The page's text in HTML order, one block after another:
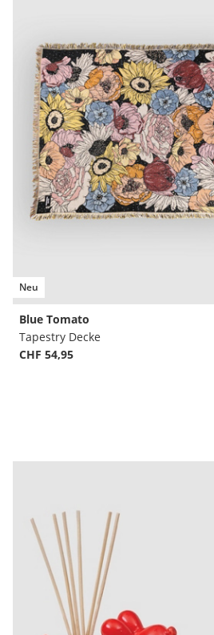
Neu
Blue Tomato
Tapestry Decke
CHF 54,95